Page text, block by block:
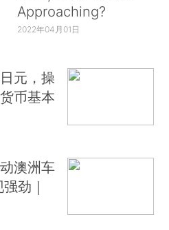
Approaching?
2022年04月01日
元，操
币基本
澳洲车
劲｜